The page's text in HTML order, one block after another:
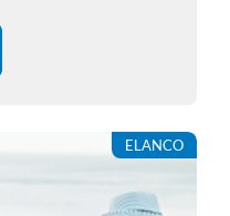
cas cliniques,
dermatose -
à mieux s’yELANCO